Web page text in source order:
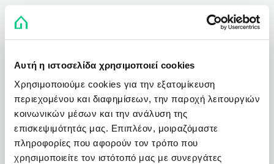
Αυτή η ιστοσελίδα χρησιμοποιεί cookies
Χρησιμοποιούμε cookies για την εξατομίκευση
περιεχομένου και διαφημίσεων, την παροχή λειτουργιών
κοινωνικών μέσων και την ανάλυση της
επισκεψιμότητάς μας. Επιπλέον, μοιραζόμαστε
πληροφορίες που αφορούν τον τρόπο που
χρησιμοποιείτε τον ιστότοπό μας με συνεργάτες